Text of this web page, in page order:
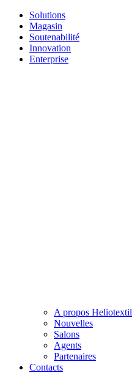
Solutions
Magasin
Soutenabilité
Innovation
Enterprise
A propos Heliotextil
Nouvelles
Salons
Agents
Partenaires
Contacts